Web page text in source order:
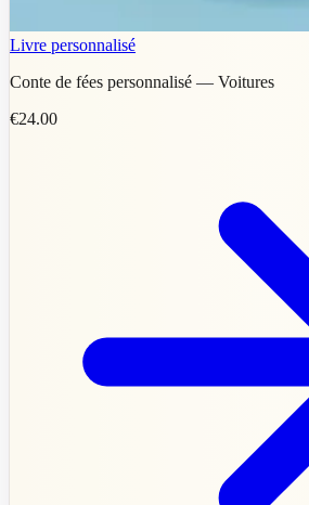
Livre personnalisé
Conte de fées personnalisé — Voitures
€24.00